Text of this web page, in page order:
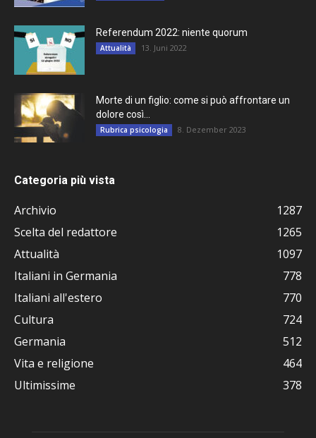
Referendum 2022: niente quorum
Attualità 13. Juni 2022
Morte di un figlio: come si può affrontare un
dolore così...
Rubrica psicologia 8. Dezember 2023
Categoria più vista
Archivio
1287
Scelta del redattore
1265
Attualità
1097
Italiani in Germania
778
Italiani all'estero
770
Cultura
724
Germania
512
Vita e religione
464
Ultimissime
378